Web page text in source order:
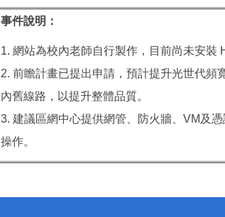
事件說明：
1. 網站為校內老師自行製作，目前尚未安裝
2. 前瞻計畫已提出申請，預計提升光世代頻
內舊線路，以提升整體品質。
3. 建議區網中心提供網管、防火牆、VM及
操作。